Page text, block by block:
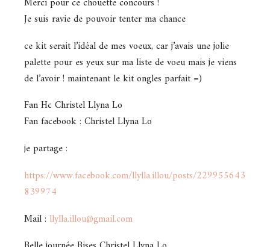
Je suis ravie de pouvoir tenter ma chance
ce kit serait l’idéal de mes voeux, car j’avais une jolie
palette pour es yeux sur ma liste de voeu mais je viens
de l’avoir ! maintenant le kit ongles parfait =)
Fan Hc Christel Llyna Lo
Fan facebook : Christel Llyna Lo
je partage :
https://www.facebook.com/llylla.illou/posts/229955643
839974
Mail : llylla.illou@gmail.com